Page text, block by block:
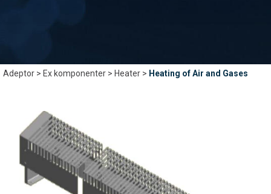
Adeptor>Ex komponenter>Heater> Heating of Air and Gases